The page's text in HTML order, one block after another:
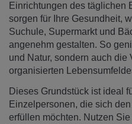
Einrichtungen des täglichen
sorgen für Ihre Gesundheit,
Suchule, Supermarkt und
angenehm gestalten. So
und Natur, sondern auch die
organisierten
Dieses Grundstück ist ideal
Einzelpersonen, die sich
erfüllen möchten. Nutzen